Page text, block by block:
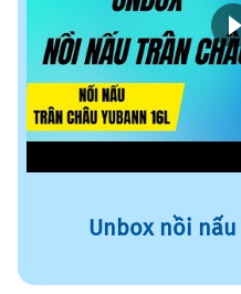
Unbox nồi